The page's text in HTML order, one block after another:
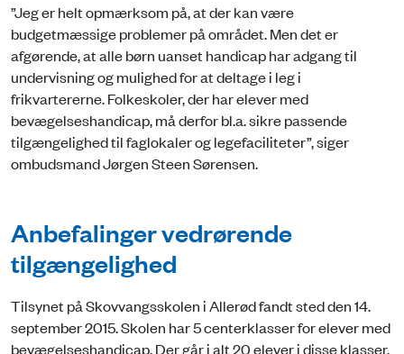
”Jeg er helt opmærksom på, at der kan være
budgetmæssige problemer på området. Men det er
afgørende, at alle børn uanset handicap har adgang til
undervisning og mulighed for at deltage i leg i
frikvartererne. Folkeskoler, der har elever med
bevægelseshandicap, må derfor bl.a. sikre passende
tilgængelighed til faglokaler og legefaciliteter”, siger
ombudsmand Jørgen Steen Sørensen.
Anbefalinger vedrørende
tilgængelighed
Tilsynet på Skovvangsskolen i Allerød fandt sted den 14.
september 2015. Skolen har 5 centerklasser for elever med
bevægelseshandicap. Der går i alt 20 elever i disse klasser.